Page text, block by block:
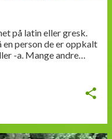
på latin eller gresk.
en person de er oppkalt
-a. Mange andre